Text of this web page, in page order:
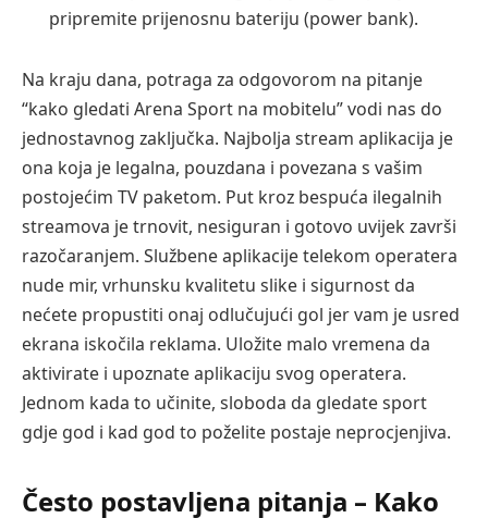
pripremite prijenosnu bateriju (power bank).
Na kraju dana, potraga za odgovorom na pitanje
“kako gledati Arena Sport na mobitelu” vodi nas do
jednostavnog zaključka. Najbolja stream aplikacija je
ona koja je legalna, pouzdana i povezana s vašim
postojećim TV paketom. Put kroz bespuća ilegalnih
streamova je trnovit, nesiguran i gotovo uvijek završi
razočaranjem. Službene aplikacije telekom operatera
nude mir, vrhunsku kvalitetu slike i sigurnost da
nećete propustiti onaj odlučujući gol jer vam je usred
ekrana iskočila reklama. Uložite malo vremena da
aktivirate i upoznate aplikaciju svog operatera.
Jednom kada to učinite, sloboda da gledate sport
gdje god i kad god to poželite postaje neprocjenjiva.
Često postavljena pitanja – Kako